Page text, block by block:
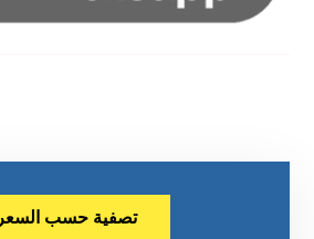
تصفية حسب السعر